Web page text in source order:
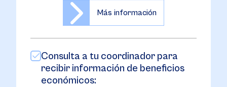
Más información
Consulta a tu coordinador para
recibir información de beneficios
económicos: